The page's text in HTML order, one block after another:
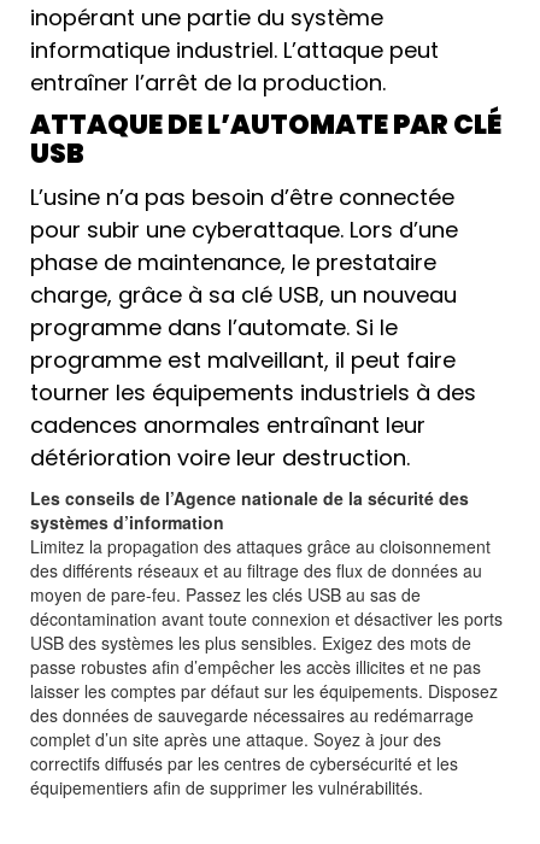
inopérant une partie du système
informatique industriel. L’attaque peut
entraîner l’arrêt de la production.
ATTAQUE DE L’AUTOMATE PAR CLÉ
USB
L’usine n’a pas besoin d’être connectée
pour subir une cyberattaque. Lors d’une
phase de maintenance, le prestataire
charge, grâce à sa clé USB, un nouveau
programme dans l’automate. Si le
programme est malveillant, il peut faire
tourner les équipements industriels à des
cadences anormales entraînant leur
détérioration voire leur destruction.
Les conseils de l’Agence nationale de la sécurité des
systèmes d’information
Limitez la propagation des attaques grâce au cloisonnement
des différents réseaux et au filtrage des flux de données au
moyen de pare-feu. Passez les clés USB au sas de
décontamination avant toute connexion et désactiver les ports
USB des systèmes les plus sensibles. Exigez des mots de
passe robustes afin d’empêcher les accès illicites et ne pas
laisser les comptes par défaut sur les équipements. Disposez
des données de sauvegarde nécessaires au redémarrage
complet d’un site après une attaque. Soyez à jour des
correctifs diffusés par les centres de cybersécurité et les
équipementiers afin de supprimer les vulnérabilités.